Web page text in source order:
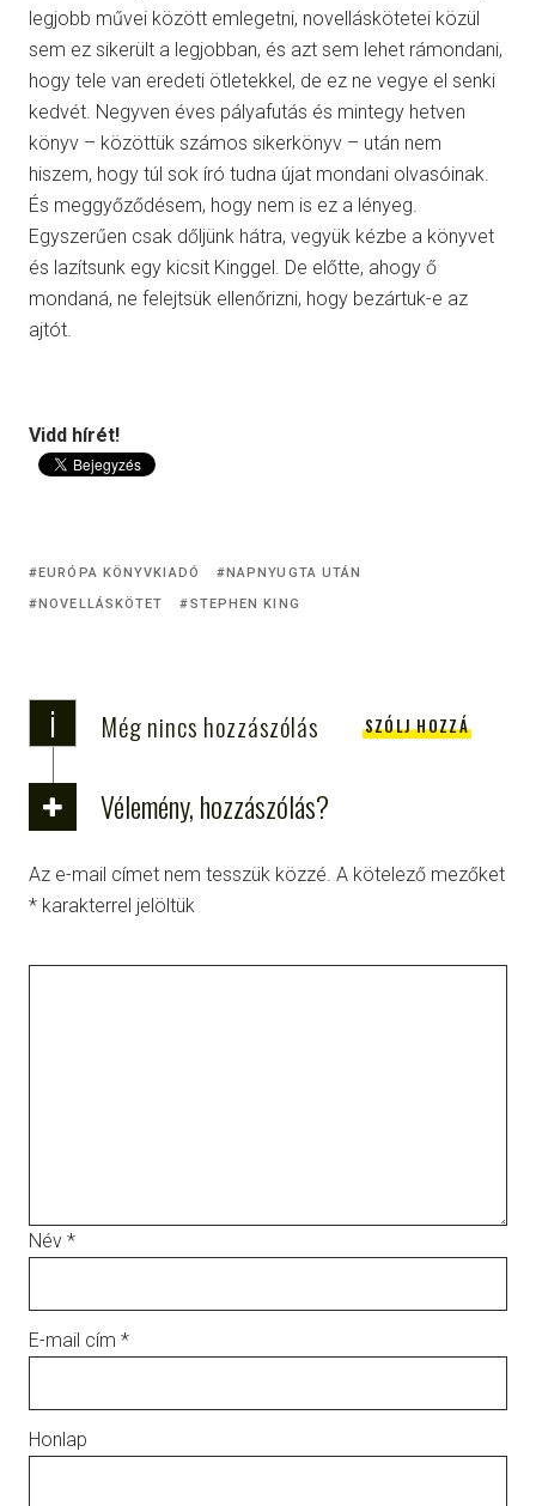
legjobb művei között emlegetni, novelláskötetei közül
sem ez sikerült a legjobban, és azt sem lehet rámondani,
hogy tele van eredeti ötletekkel, de ez ne vegye el senki
kedvét. Negyven éves pályafutás és mintegy hetven
könyv – közöttük számos sikerkönyv – után nem
hiszem, hogy túl sok író tudna újat mondani olvasóinak.
És meggyőződésem, hogy nem is ez a lényeg.
Egyszerűen csak dőljünk hátra, vegyük kézbe a könyvet
és lazítsunk egy kicsit Kinggel. De előtte, ahogy ő
mondaná, ne felejtsük ellenőrizni, hogy bezártuk-e az
ajtót.
Vidd hírét!
EURÓPA KÖNYVKIADÓ
NAPNYUGTA UTÁN
NOVELLÁSKÖTET
STEPHEN KING
i Még nincs hozzászólás SZÓLJ HOZZÁ
Vélemény, hozzászólás?
Az e-mail címet nem tesszük közzé. A kötelező mezőket
* karakterrel jelöltük
Név *
E-mail cím *
Honlap